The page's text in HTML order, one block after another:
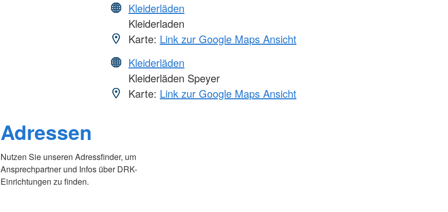
Kleiderläden
Kleiderladen
Karte: Link zur Google Maps Ansicht
Kleiderläden
Kleiderläden Speyer
Karte: Link zur Google Maps Ansicht
Adressen
Nutzen Sie unseren Adressfinder, um
Ansprechpartner und Infos über DRK-
Einrichtungen zu finden.